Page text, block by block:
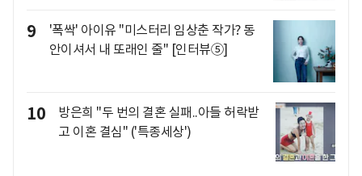
9
'폭싹' 아이유 "미스터리 임상춘 작가? 동
안이셔서 내 또래인 줄" [인터뷰⑤]
10
방은희 "두 번의 결혼 실패..아들 허락받
고 이혼 결심" ('특종세상')